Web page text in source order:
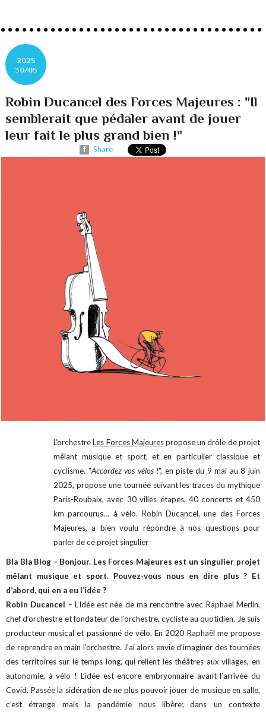
2025
30/05
Robin Ducancel des Forces Majeures : "Il
semblerait que pédaler avant de jouer
leur fait le plus grand bien !"
Share
L’orchestreLes Forces Majeurespropose un drôle de projet
mêlant musique et sport, et en particulier classique et
cyclisme. "Accordez vos vélos !", en piste du 9 mai au 8 juin
2025, propose une tournée suivant les traces du mythique
Paris-Roubaix, avec 30 villes étapes, 40 concerts et 450
km parcourus… à vélo. Robin Ducancel, une des Forces
Majeures, a bien voulu répondre à nos questions pour
parler de ce projet singulier
Bla Bla Blog – Bonjour. Les Forces Majeures est un singulier projet
mêlant musique et sport. Pouvez-vous nous en dire plus ? Et
d’abord, qui en a eu l’idée ?
Robin Ducancel – L’Idée est née de ma rencontre avec Raphael Merlin,
chef d’orchestre et fondateur de l’orchestre, cycliste au quotidien. Je suis
producteur musical et passionné de vélo. En 2020 Raphaël me propose
de reprendre en main l’orchestre. J’ai alors envie d’imaginer des tournées
des territoires sur le temps long, qui relient les théâtres aux villages, en
autonomie, à vélo ! L’idée est encore embryonnaire avant l’arrivée du
Covid. Passée la sidération de ne plus pouvoir jouer de musique en salle,
c’est étrange mais la pandémie nous libère; dans un contexte